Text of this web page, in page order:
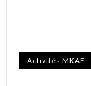
Activités MKAF